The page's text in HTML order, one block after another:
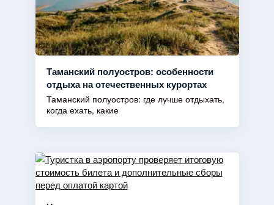
Таманский полуостров: особенности
отдыха на отечественных курортах
Таманский полуостров: где лучше отдыхать,
когда ехать, какие